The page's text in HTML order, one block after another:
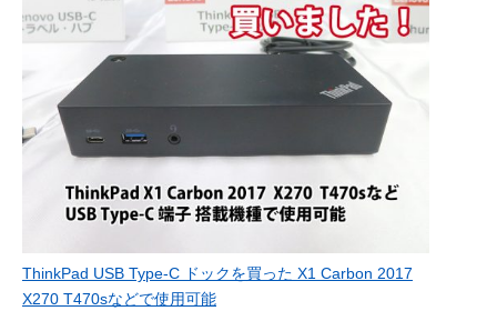
ThinkPad USB Type-C ドックを買った X1 Carbon 2017
X270 T470sなどで使用可能